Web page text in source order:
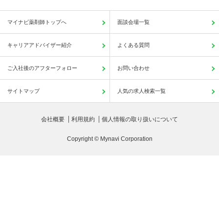
マイナビ薬剤師トップへ 面談会場一覧
キャリアアドバイザー紹介 よくある質問
ご入社後のアフターフォロー お問い合わせ
サイトマップ 人気の求人検索一覧
会社概要 利用規約 個人情報の取り扱いについて
Copyright © Mynavi Corporation